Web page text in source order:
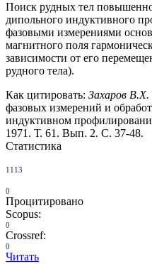
Поиск рудных тел
дипольного индуктивного
фазовыми измерениями
магнитного поля
зависимости от его
руд­ного тела).
Как цитировать: Захаров В.Х.
фазовых измерений и
индуктивном
1971. Т. 61. Вып. 2. С. 37-48.
Статистика
1113
0
Процитировано
Scopus:
0
Crossref:
0
Читать